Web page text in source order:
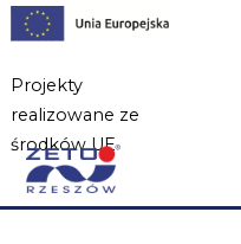
Projekty
realizowane ze
środków UE